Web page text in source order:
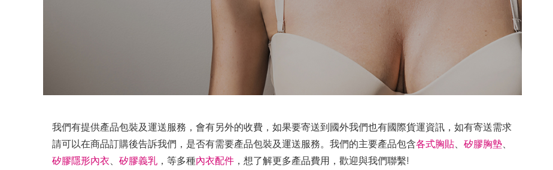
我們有提供產品包裝及運送服務，會有另外的收費，如果要寄送到國外我們也有國際貨運資訊，如有寄送需求
請可以在商品訂購後告訴我們，是否有需要產品包裝及運送服務。我們的主要產品包含各式胸貼、 矽膠胸墊、
矽膠隱形內衣、 矽膠義乳 ，等多種內衣配件 ，想了解更多產品費用，歡迎與我們聯繫!